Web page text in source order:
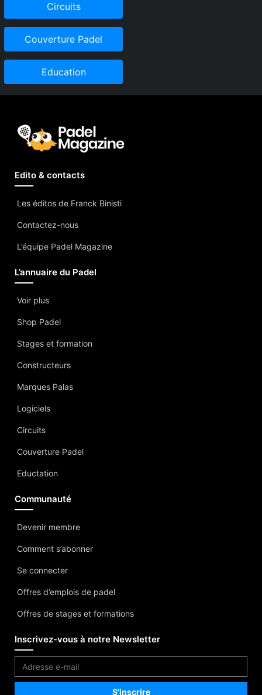
Circuits
Couverture Padel
Education
Edito & contacts
Les éditos de Franck Binisti
Contactez-nous
L’équipe Padel Magazine
L’annuaire du Padel
Voir plus
Shop Padel
Stages et formation
Constructeurs
Marques Palas
Logiciels
Circuits
Couverture Padel
Eductation
Communauté
Devenir membre
Comment s’abonner
Se connecter
Offres d’emplois de padel
Offres de stages et formations
Inscrivez-vous à notre Newsletter